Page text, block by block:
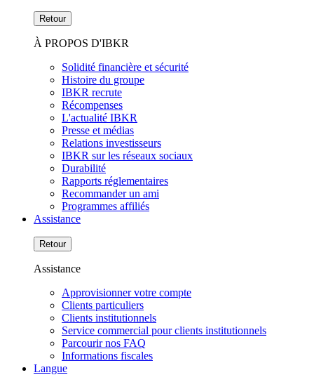
Retour
À PROPOS D'IBKR
Solidité financière et sécurité
Histoire du groupe
IBKR recrute
Récompenses
L'actualité IBKR
Presse et médias
Relations investisseurs
IBKR sur les réseaux sociaux
Durabilité
Rapports réglementaires
Recommander un ami
Programmes affiliés
Assistance
Retour
Assistance
Approvisionner votre compte
Clients particuliers
Clients institutionnels
Service commercial pour clients institutionnels
Parcourir nos FAQ
Informations fiscales
Langue